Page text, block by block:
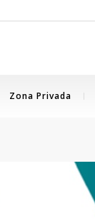
Zona Privada